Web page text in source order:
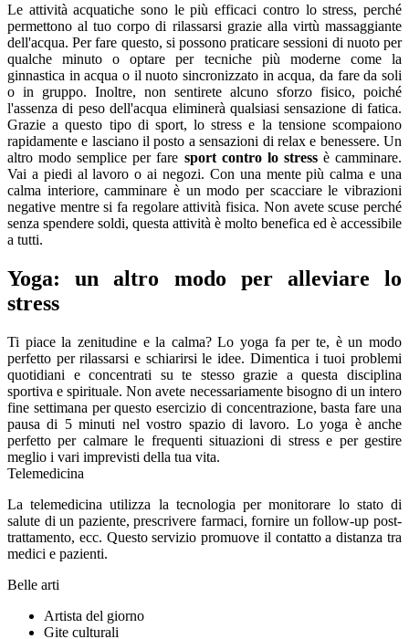
Le attività acquatiche sono le più efficaci contro lo stress, perché
permettono al tuo corpo di rilassarsi grazie alla virtù massaggiante
dell'acqua. Per fare questo, si possono praticare sessioni di nuoto per
qualche minuto o optare per tecniche più moderne come la
ginnastica in acqua o il nuoto sincronizzato in acqua, da fare da soli
o in gruppo. Inoltre, non sentirete alcuno sforzo fisico, poiché
l'assenza di peso dell'acqua eliminerà qualsiasi sensazione di fatica.
Grazie a questo tipo di sport, lo stress e la tensione scompaiono
rapidamente e lasciano il posto a sensazioni di relax e benessere. Un
altro modo semplice per fare sport contro lo stressè camminare.
Vai a piedi al lavoro o ai negozi. Con una mente più calma e una
calma interiore, camminare è un modo per scacciare le vibrazioni
negative mentre si fa regolare attività fisica. Non avete scuse perché
senza spendere soldi, questa attività è molto benefica ed è accessibile
a tutti.
Yoga: un altro modo per alleviare lo
stress
Ti piace la zenitudine e la calma? Lo yoga fa per te, è un modo
perfetto per rilassarsi e schiarirsi le idee. Dimentica i tuoi problemi
quotidiani e concentrati su te stesso grazie a questa disciplina
sportiva e spirituale. Non avete necessariamente bisogno di un intero
fine settimana per questo esercizio di concentrazione, basta fare una
pausa di 5 minuti nel vostro spazio di lavoro. Lo yoga è anche
perfetto per calmare le frequenti situazioni di stress e per gestire
meglio i vari imprevisti della tua vita.
Telemedicina
La telemedicina utilizza la tecnologia per monitorare lo stato di
salute di un paziente, prescrivere farmaci, fornire un follow-up post-
trattamento, ecc. Questo servizio promuove il contatto a distanza tra
medici e pazienti.
Belle arti
Artista del giorno
Gite culturali